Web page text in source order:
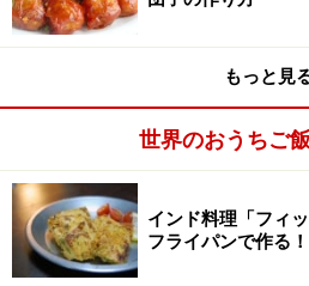
食べやすい大きさに成形し
食べやすい大きさに成形し、グ
巻きつけて焼いてもよい)。
器に盛り、サニーレタスなど
もっと見
世界のおうちご
インド料理「フィ
フライパンで作る！